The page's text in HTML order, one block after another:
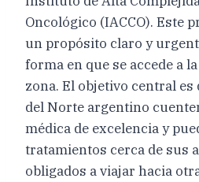
Oncológico (IACCO). Este
un propósito claro y
forma en que se accede a
zona. El objetivo central es
del Norte argentino
médica de excelencia y
tratamientos cerca de sus
obligados a viajar hacia